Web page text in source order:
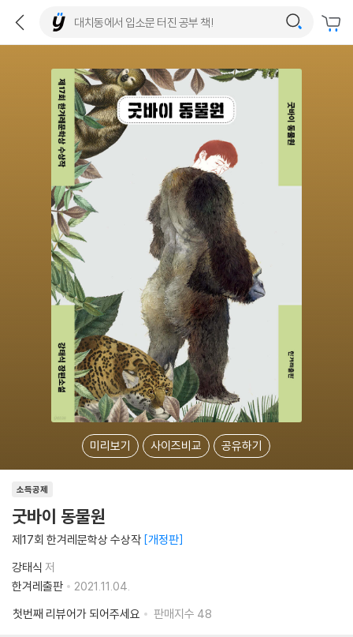
미리보기 사이즈비교 공유하기
소득공제
굿바이 동물원
제17회 한겨레문학상 수상작 개정판
강태식 저
한겨레출판
2021.11.04.
첫번째 리뷰어가 되어주세요
판매지수 48